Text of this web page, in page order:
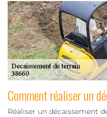
Comment réaliser un
Réaliser un décaissement